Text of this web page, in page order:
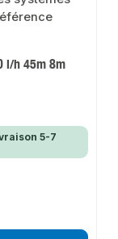
l/h 45m 8m
5-7